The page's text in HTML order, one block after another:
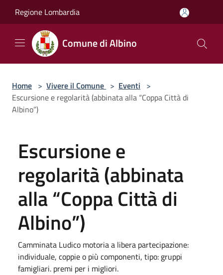
Regione Lombardia
Comune di Albino
Home > Vivere il Comune > Eventi >
Escursione e regolarità (abbinata alla “Coppa Città di
Albino”)
Escursione e
regolarità (abbinata
alla “Coppa Città di
Albino”)
Camminata Ludico motoria a libera partecipazione:
individuale, coppie o più componenti, tipo: gruppi
famigliari. premi per i migliori.